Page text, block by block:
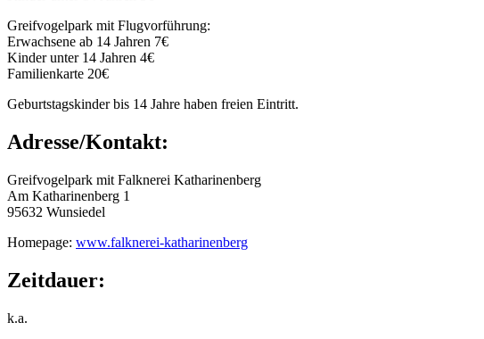
Greifvogelpark mit Flugvorführung:
Erwachsene ab 14 Jahren 7€
Kinder unter 14 Jahren 4€
Familienkarte 20€
Geburtstagskinder bis 14 Jahre haben freien Eintritt.
Adresse/Kontakt:
Greifvogelpark mit Falknerei Katharinenberg
Am Katharinenberg 1
95632 Wunsiedel
Homepage: www.falknerei-katharinenberg
Zeitdauer:
k.a.